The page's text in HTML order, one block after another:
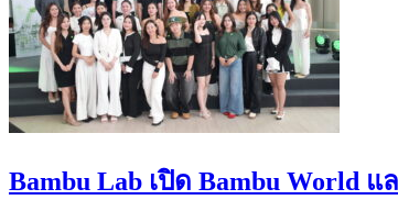
Bambu Lab เปิด Bambu World